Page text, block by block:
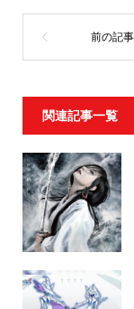
関連記事一覧